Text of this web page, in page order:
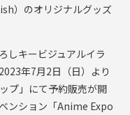
）のオリジナルグッズ
しキービジュアルイラ
年7月2日（日）より
プ」にて予約販売が開
ンション「Anime Expo